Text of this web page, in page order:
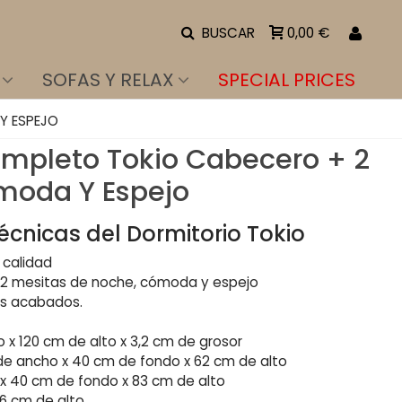
BUSCAR 0,00 €
SOFAS Y RELAX SPECIAL PRICES
ESPEJO
Tokio Cabecero + 2
Y Espejo
del Dormitorio Tokio
mesitas de noche, cómoda y espejo
acabados.
x 120 cm de alto x 3,2 cm de grosor
ancho x 40 cm de fondo x 62 cm de alto
40 cm de fondo x 83 cm de alto